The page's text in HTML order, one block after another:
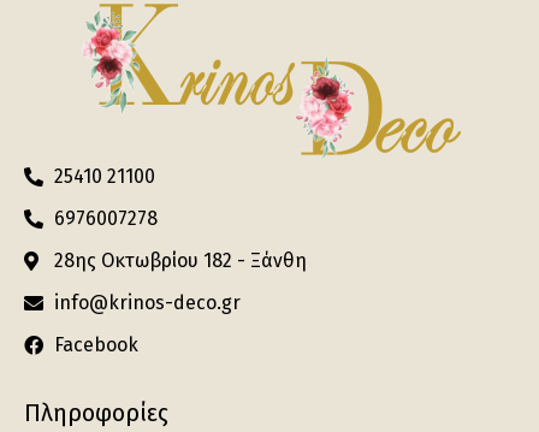
25410 21100
6976007278
28ης Οκτωβρίου 182 - Ξάνθη
info@krinos-deco.gr
Facebook
Πληροφορίες